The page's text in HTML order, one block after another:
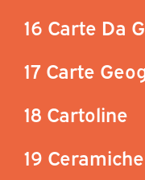
16 Carte Da
17 Carte
18 Cartoline
19